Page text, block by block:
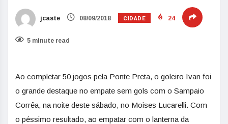
jcaste 08/09/2018 CIDADE 24
5 minute read
Ao completar 50 jogos pela Ponte Preta, o goleiro Ivan foi
o grande destaque no empate sem gols com o Sampaio
Corrêa, na noite deste sábado, no Moises Lucarelli. Com
o péssimo resultado, ao empatar com o lanterna da